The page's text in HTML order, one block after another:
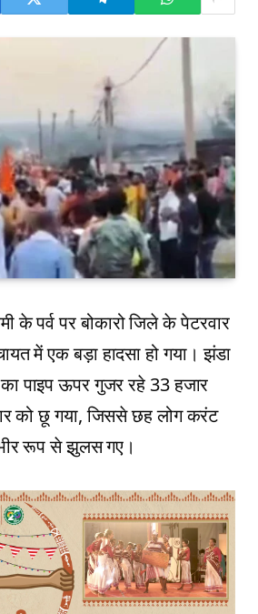
के पर्व पर बोकारो जिले के पेटरवार
में एक बड़ा हादसा हो गया। झंडा
पाइप ऊपर गुजर रहे 33 हजार
को छू गया, जिससे छह लोग करंट
रूप से झुलस गए।